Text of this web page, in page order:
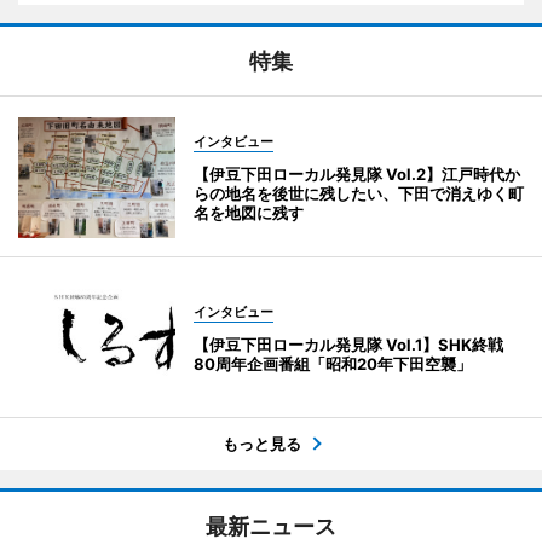
特集
インタビュー
【伊豆下田ローカル発見隊 Vol.2】江戸時代か
らの地名を後世に残したい、下田で消えゆく町
名を地図に残す
インタビュー
【伊豆下田ローカル発見隊 Vol.1】SHK終戦
80周年企画番組「昭和20年下田空襲」
もっと見る
最新ニュース